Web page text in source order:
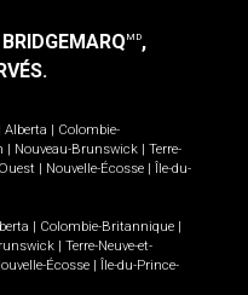
MD,
Alberta | Colombie-
| Nouveau-Brunswick | Terre-
| Nouvelle-Écosse | Île-du-
| Colombie-Britannique |
| Terre-Neuve-et-
Écosse | Île-du-Prince-